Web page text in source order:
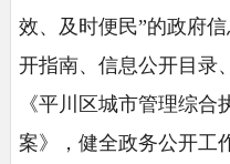
效、及时便民”的政府
开指南、信息公开目录
《平川区城市管理综合
案》，健全政务公开工